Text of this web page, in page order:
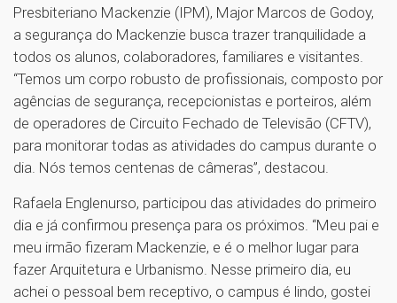
Presbiteriano Mackenzie (IPM), Major Marcos de Godoy,
a segurança do Mackenzie busca trazer tranquilidade a
todos os alunos, colaboradores, familiares e visitantes.
“Temos um corpo robusto de profissionais, composto por
agências de segurança, recepcionistas e porteiros, além
de operadores de Circuito Fechado de Televisão (CFTV),
para monitorar todas as atividades do campus durante o
dia. Nós temos centenas de câmeras”, destacou.
Rafaela Englenurso, participou das atividades do primeiro
dia e já confirmou presença para os próximos. “Meu pai e
meu irmão fizeram Mackenzie, e é o melhor lugar para
fazer Arquitetura e Urbanismo. Nesse primeiro dia, eu
achei o pessoal bem receptivo, o campus é lindo, gostei